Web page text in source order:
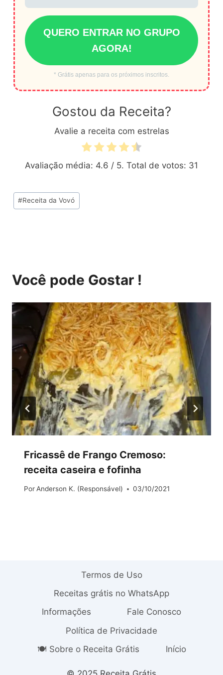
QUERO ENTRAR NO GRUPO
AGORA!
* Grátis apenas para os próximos inscritos.
Gostou da Receita?
Avalie a receita com estrelas
Avaliação média: 4.6 / 5. Total de votos: 31
Tags
do
#Receita da Vovó
Você pode Gostar !
Fricassê de Frango Cremoso:
receita caseira e fofinha
Por Anderson K. (Responsável) 03/10/2021
Termos de Uso
Receitas grátis no WhatsApp
Informações
Fale Conosco
Política de Privacidade
🍽️ Sobre o Receita Grátis
Início